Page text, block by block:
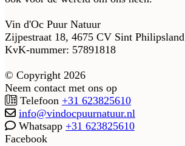
Vin d'Oc Puur Natuur
Zijpestraat 18, 4675 CV Sint Philipsland
KvK-nummer: 57891818
© Copyright 2026
Neem contact met ons op
Telefoon +31 623825610
info@vindocpuurnatuur.nl
Whatsapp +31 623825610
Facebook